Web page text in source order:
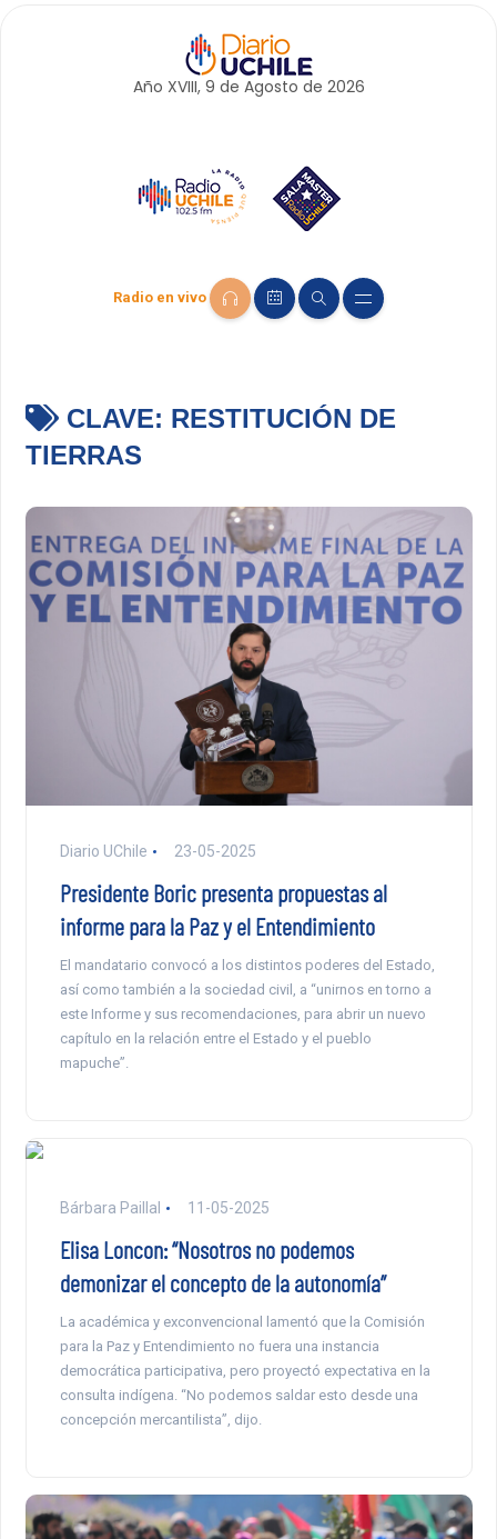
Año XVIII, 9 de Agosto de 2026
Radio en vivo
CLAVE: RESTITUCIÓN DE
TIERRAS
Diario UChile 23-05-2025
Presidente Boric presenta propuestas al
informe para la Paz y el Entendimiento
El mandatario convocó a los distintos poderes del Estado,
así como también a la sociedad civil, a “unirnos en torno a
este Informe y sus recomendaciones, para abrir un nuevo
capítulo en la relación entre el Estado y el pueblo
mapuche”.
Bárbara Paillal 11-05-2025
Elisa Loncon: “Nosotros no podemos
demonizar el concepto de la autonomía”
La académica y exconvencional lamentó que la Comisión
para la Paz y Entendimiento no fuera una instancia
democrática participativa, pero proyectó expectativa en la
consulta indígena. “No podemos saldar esto desde una
concepción mercantilista”, dijo.